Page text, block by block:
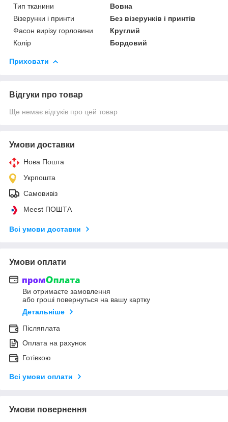
Тип тканини
Вовна
Візерунки і принти
Без візерунків і принтів
Фасон вирізу горловини
Круглий
Колір
Бордовий
Приховати
Відгуки про товар
Ще немає відгуків про цей товар
Умови доставки
Нова Пошта
Укрпошта
Самовивіз
Meest ПОШТА
Всі умови доставки
Умови оплати
Ви отримаєте замовлення
або гроші повернуться на вашу картку
Детальніше
Післяплата
Оплата на рахунок
Готівкою
Всі умови оплати
Умови повернення